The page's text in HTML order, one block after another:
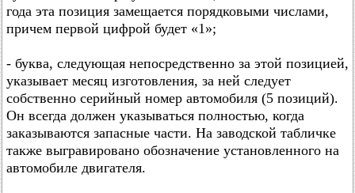
года эта позиция замещается порядковыми числами,
причем первой цифрой будет «1»;
- буква, следующая непосредственно за этой позицией,
указывает месяц изготовления, за ней следует
собственно серийный номер автомобиля (5 позиций).
Он всегда должен указываться полностью, когда
заказываются запасные части. На заводской табличке
также выгравировано обозначение установленного на
автомобиле двигателя.